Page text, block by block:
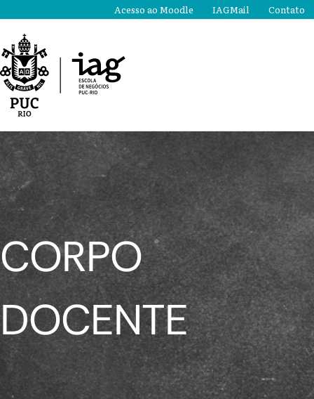
o
conteúdo
Acesso ao Moodle IAGMail Contato
CORPO
DOCENTE